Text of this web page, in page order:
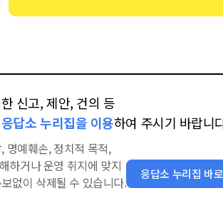
신고, 제안, 건의 등
답소 누리집을 이용하여 주시기 바랍니
명예훼손, 정치적 목적,
하거나 운영 취지에 맞지
없이 삭제될 수 있습니다.
응답소 누리집 바